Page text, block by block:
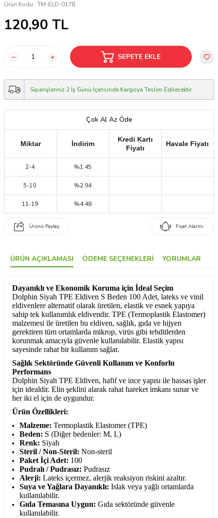
Ürün Kodu : TM-ELD-0178
120,90 TL
SEPETE EKLE
Siparişleriniz 2 İş Günü İçerisinde Kargoya Teslim Edilecektir
Çok Al Az Öde
Miktar İndirim
Kredi Kartı
Fiyatı
Havale Fiyatı
2-4 %1.45
5-10 %2.94
11-19 %4.48
Ürünü Paylaş Fiyat Alarmı
ÜRÜN AÇIKLAMASI ÖDEME SEÇENEKLERI YORUMLAR
Dayanıklı ve Ekonomik Koruma için İdeal Seçim
Dolphin Siyah TPE Eldiven S Beden 100 Adet, lateks ve vinil
eldivenlere alternatif olarak üretilen, elastik ve esnek yapıya
sahip tek kullanımlık eldivendir. TPE (Termoplastik Elastomer)
malzemesi ile üretilen bu eldiven, sağlık, gıda ve hijyen
gerektiren tüm ortamlarda mikrop, virüs gibi tehditlerden
korunmak amacıyla güvenle kullanılabilir. Elastik yapısı
sayesinde rahat bir kullanım sağlar.
Sağlık Sektöründe Güvenli Kullanım ve Konforlu
Performans
Dolphin Siyah TPE Eldiven, hafif ve ince yapısı ile hassas işler
için idealdir. Elin şeklini alarak rahat hareket imkanı sunar ve
her iki el için de uygundur.
Ürün Özellikleri:
Malzeme: Termoplastik Elastomer (TPE)
Beden: S (Diğer bedenler: M, L)
Renk: Siyah
Steril / Non-Steril: Non-steril
Paket İçi Adet: 100
Pudralı / Pudrasız: Pudrasız
Alerji: Lateks içermez, alerjik reaksiyon riskini azaltır.
Suya ve Yağlara Dayanıklı: Islak veya yağlı ortamlarda
kullanılabilir.
Gıda Temasına Uygun: Gıda sektöründe güvenle
kullanılabilir.